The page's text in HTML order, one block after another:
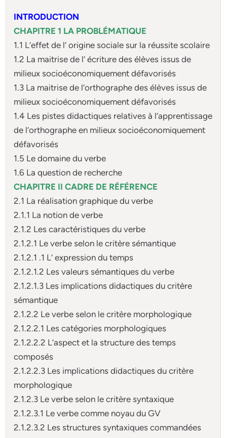
INTRODUCTION
CHAPITRE 1 LA PROBLÉMATIQUE
1.1 L’effet de l’ origine sociale sur la réussite scolaire
1.2 La maitrise de l’ écriture des élèves issus de
milieux socioéconomiquement défavorisés
1.3 La maitrise de l’orthographe des élèves issus de
milieux socioéconomiquement défavorisés
1.4 Les pistes didactiques relatives à l’apprentissage
de l’orthographe en milieux socioéconomiquement
défavorisés
1.5 Le domaine du verbe
1.6 La question de recherche
CHAPITRE II CADRE DE RÉFÉRENCE
2.1 La réalisation graphique du verbe
2.1.1 La notion de verbe
2.1.2 Les caractéristiques du verbe
2.1.2.1 Le verbe selon le critère sémantique
2.1.2.1 .1 L’ expression du temps
2.1.2.1.2 Les valeurs sémantiques du verbe
2.1.2.1.3 Les implications didactiques du critère
sémantique
2.1.2.2 Le verbe selon le critère morphologique
2.1.2.2.1 Les catégories morphologiques
2.1.2.2.2 L’aspect et la structure des temps
composés
2.1.2.2.3 Les implications didactiques du critère
morphologique
2.1.2.3 Le verbe selon le critère syntaxique
2.1.2.3.1 Le verbe comme noyau du GV
2.1.2.3.2 Les structures syntaxiques commandées